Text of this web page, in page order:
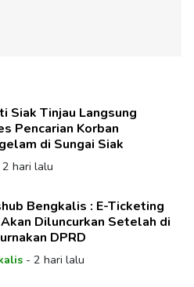
Siak Tinjau Langsung
Pencarian Korban
di Sungai Siak
2 hari lalu
Bengkalis : E-Ticketing
Diluncurkan Setelah di
DPRD
- 2 hari lalu